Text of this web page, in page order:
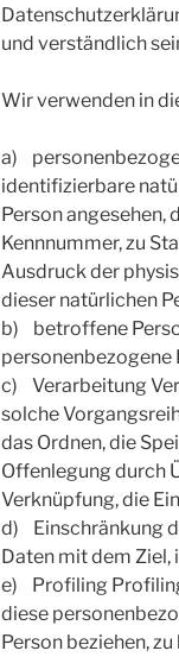
und verständlich
Wir verwenden in
a)
identifizierbare
Person angesehen,
Kennnummer, zu
Ausdruck der
dieser natürlichen
b) betroffene
c) Verarbeitung
solche
das Ordnen, die
Offenlegung durch
Verknüpfung, die
d) Einschränkung
Daten mit dem
e) Profiling
diese
Person beziehen,